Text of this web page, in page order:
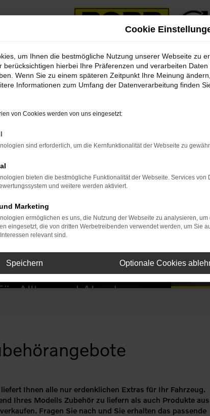
Alltag und Abenteuer.
Ihnen alle nur erdenklichen Extras für Ihr Fahrzeug.
Ihres Modells Zubehör zu liefern als auch Produkte aus
Fragen Sie nach und Sie erhalten das passende
Cookie
um Ihnen die bestmögliche Nutzung unserer Webseite zu
berücksichtigen hierbei Ihre Präferenzen und verarbeiten
Wenn Sie zu einem späteren Zeitpunkt Ihre Meinung
Informationen zum Umfang der Datenverarbeitung finden
von Cookies werden von uns eingesetzt:
sind erforderlich, um die Kernfunktionalität der Webseite zu
bieten die bestmögliche Funktionalität der Webseite. Services
und weitere werden aktiviert.
Marketing
ermöglichen es uns, die Nutzung der Webseite zu analysieren,
eingesetzt, die von dritten Werbetreibenden verwendet werden, um Sie
relevant sind.
Speichern Optionale Cookies